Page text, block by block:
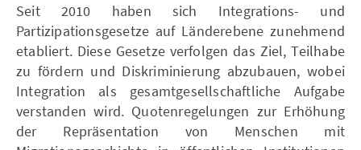
Seit 2010 haben sich Integrations- und
Partizipationsgesetze auf Länderebene zunehmend
etabliert. Diese Gesetze verfolgen das Ziel, Teilhabe
zu fördern und Diskriminierung abzubauen, wobei
Integration als gesamtgesellschaftliche Aufgabe
verstanden wird. Quotenregelungen zur Erhöhung
der Repräsentation von Menschen mit